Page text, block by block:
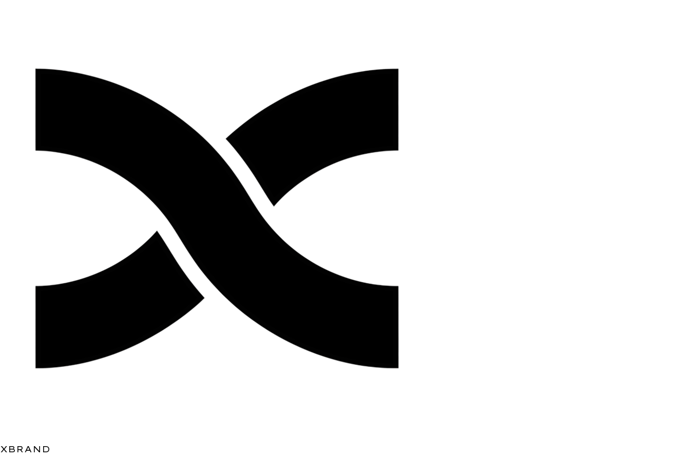
XBRAND